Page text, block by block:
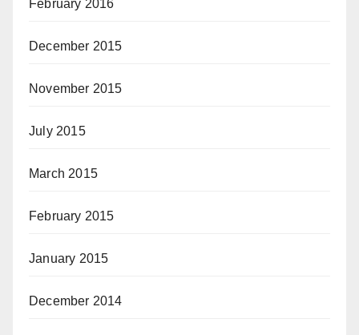
February 2016
December 2015
November 2015
July 2015
March 2015
February 2015
January 2015
December 2014